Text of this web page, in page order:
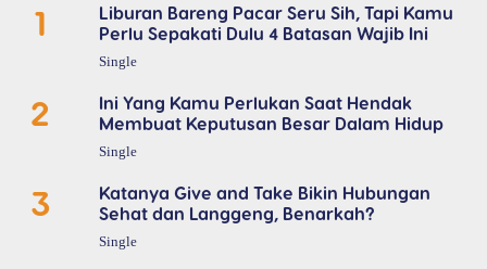
1
Liburan Bareng Pacar Seru Sih, Tapi Kamu
Perlu Sepakati Dulu 4 Batasan Wajib Ini
Single
2
Ini Yang Kamu Perlukan Saat Hendak
Membuat Keputusan Besar Dalam Hidup
Single
3
Katanya Give and Take Bikin Hubungan
Sehat dan Langgeng, Benarkah?
Single